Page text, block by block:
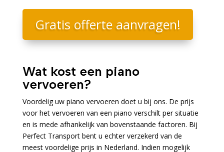
Gratis offerte aanvragen!
Wat kost een piano
vervoeren?
Voordelig uw piano vervoeren doet u bij ons. De prijs
voor het vervoeren van een piano verschilt per situatie
en is mede afhankelijk van bovenstaande factoren. Bij
Perfect Transport bent u echter verzekerd van de
meest voordelige prijs in Nederland. Indien mogelijk